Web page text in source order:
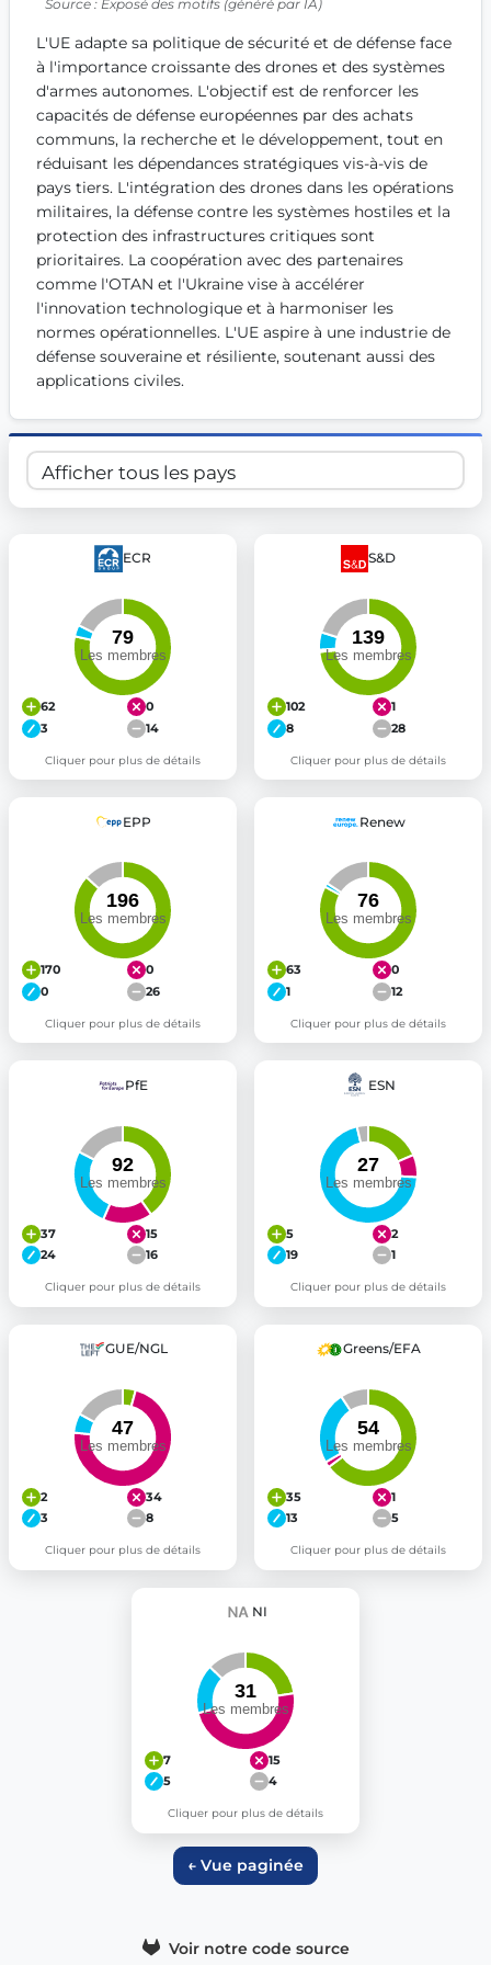
Get Involved
Become a member:Join us to advance digital democracy
Volunteer: Contribute your skills in technology, design,
Support democracy:
Help us strengthen accountability
Source : Exposé des motifs (généré par IA)
L'UE adapte sa politique de sécurité et de défense face
à l'importance croissante des drones et des systèmes
d'armes autonomes. L'objectif est de renforcer les
capacités de défense européennes par des achats
communs, la recherche et le développement, tout en
réduisant les dépendances stratégiques vis-à-vis de
pays tiers. L'intégration des drones dans les opérations
militaires, la défense contre les systèmes hostiles et la
protection des infrastructures critiques sont
prioritaires. La coopération avec des partenaires
comme l'OTAN et l'Ukraine vise à accélérer
l'innovation technologique et à harmoniser les
normes opérationnelles. L'UE aspire à une industrie de
défense souveraine et résiliente, soutenant aussi des
applications civiles.
ECR
62
0
3
14
Cliquer pour plus de détails
S&D
102
1
8
28
Cliquer pour plus de détails
EPP
170
0
0
26
Cliquer pour plus de détails
Renew
63
0
1
12
Cliquer pour plus de détails
PfE
37
15
24
16
Cliquer pour plus de détails
ESN
5
2
19
1
Cliquer pour plus de détails
GUE/NGL
2
34
3
8
Cliquer pour plus de détails
Greens/EFA
35
1
13
5
Cliquer pour plus de détails
NI
7
15
5
4
Cliquer pour plus de détails
← Vue paginée
Voir notre code source